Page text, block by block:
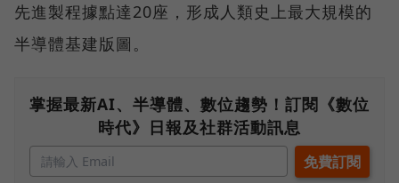
先進製程據點達20座，形成人類史上最大規模的
半導體基建版圖。
掌握最新AI、半導體、數位趨勢！訂閱《數位
時代》日報及社群活動訊息